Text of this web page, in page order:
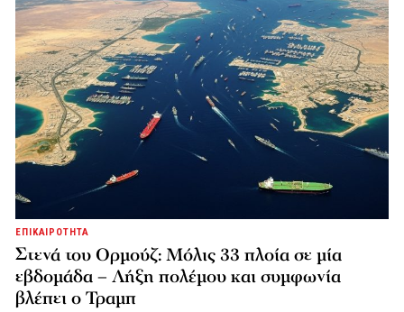
ΕΠΙΚΑΙΡΟΤΗΤΑ
Στενά του Ορμούζ: Μόλις 33 πλοία σε μία
εβδομάδα – Λήξη πολέμου και συμφωνία
βλέπει ο Τραμπ